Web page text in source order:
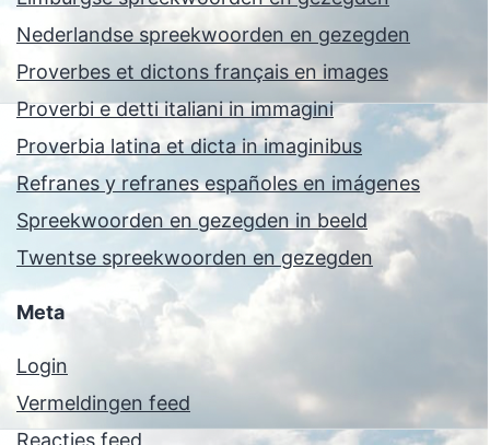
Nederlandse spreekwoorden en gezegden
Proverbes et dictons français en images
Proverbi e detti italiani in immagini
Proverbia latina et dicta in imaginibus
Refranes y refranes españoles en imágenes
Spreekwoorden en gezegden in beeld
Twentse spreekwoorden en gezegden
Meta
Login
Vermeldingen feed
Reacties feed